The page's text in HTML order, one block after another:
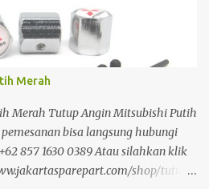
Merah
Merah Tutup Angin Mitsubishi Putih
bisa langsung hubungi
857 1630 0389 Atau silahkan klik
shop/tutup-